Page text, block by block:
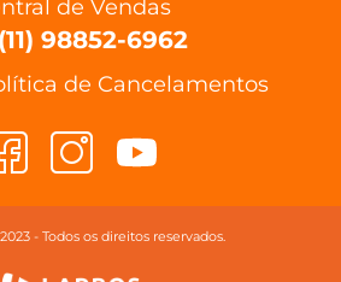
de Vendas
(11) 98852-6962
de Cancelamentos
- Todos os direitos reservados.